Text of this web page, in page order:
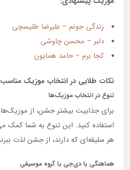
زندگی جونم – علیرضا طلیسچی
دلبر – محسن چاوشی
کجا برم – حامد همایون
نکات طلایی در انتخاب موزیک
تنوع در انتخاب موزیکها
برای جذابیت بیشتر جشن، از
استفاده کنید. این تنوع به شما کمک
هر سلیقه‌ای که دارند، از جشن لذت
هماهنگی با دیجی یا گروه موسیقی